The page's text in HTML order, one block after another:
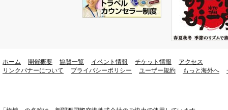
ホーム 開催概要 協賛一覧 イベント情報 チケット情報
アクセス
リンクバナーについて
プライバシーポリシー ユーザー規約 もっと海外へ